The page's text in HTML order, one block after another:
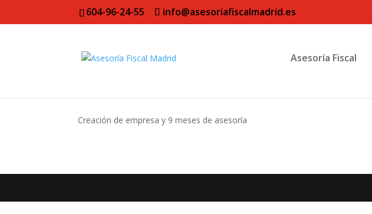
604-96-24-55 info@asesoriafiscalmadrid.es
Asesoría Fiscal
Creación de empresa y 9 meses de asesoría